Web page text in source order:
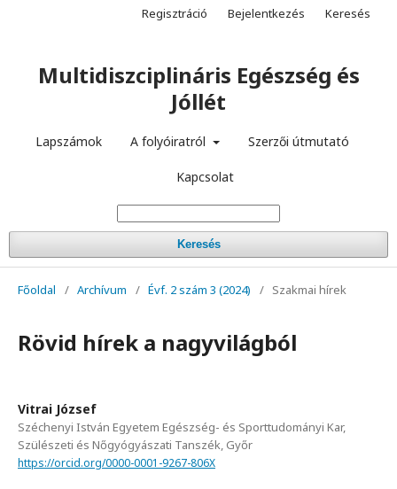
Multidiszciplináris Egészség és
Jóllét
Lapszámok A folyóiratról Szerzői útmutató
Kapcsolat
Keresés
Regisztráció Bejelentkezés Keresés
Főoldal / Archívum / Évf. 2 szám 3 (2024) / Szakmai hírek
Rövid hírek a nagyvilágból
Vitrai József
Széchenyi István Egyetem Egészség- és Sporttudományi Kar,
Szülészeti és Nőgyógyászati Tanszék, Győr
https://orcid.org/0000-0001-9267-806X